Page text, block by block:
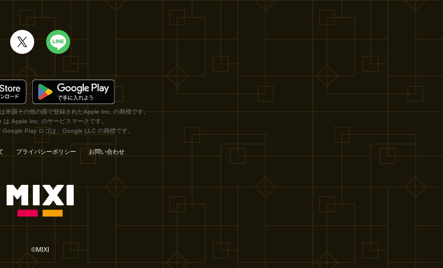
米国その他の国で登録されたApple Inc. の商標です。
は Apple Inc. のサービスマークです。
Play ロゴは、Google LLC の商標です。
プライバシーポリシー お問い合わせ
©MIXI